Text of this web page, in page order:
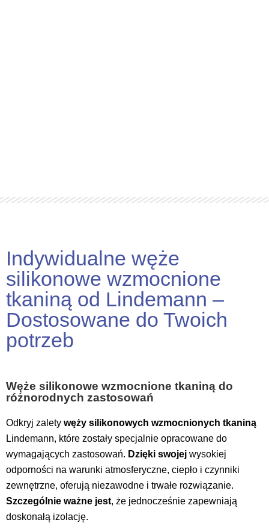
Indywidualne węże
silikonowe wzmocnione
tkaniną od Lindemann –
Dostosowane do Twoich
potrzeb
Węże silikonowe wzmocnione tkaniną do
różnorodnych zastosowań
Odkryj zalety węży silikonowych wzmocnionych tkaniną
Lindemann, które zostały specjalnie opracowane do
wymagających zastosowań. Dzięki swojej wysokiej
odporności na warunki atmosferyczne, ciepło i czynniki
zewnętrzne, oferują niezawodne i trwałe rozwiązanie.
Szczególnie ważne jest, że jednocześnie zapewniają
doskonałą izolację.